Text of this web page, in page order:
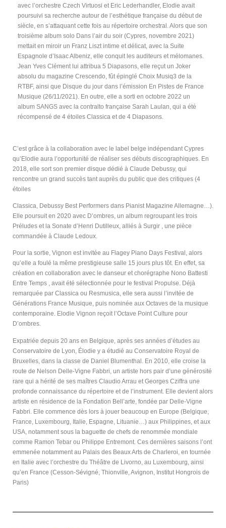
avec l’orchestre Czech Virtuosi et Eric Lederhandler, Elodie avait
poursuivi sa recherche autour de l’esthétique française du début de
siècle, en s’attaquant cette fois au répertoire orchestral. Alors que son
troisième album solo Dans l’air du soir (Cypres, novembre 2021)
mettait en miroir un Franz Liszt intime et délicat, avec la Suite
Espagnole d’Isaac Albeniz, elle conquit les auditeurs et mélomanes.
Jean Yves Clément lui attribua 5 Diapasons, elle reçut un Joker
absolu du magazine Crescendo, fût épinglé Choix Musiq3 de la
RTBF, ainsi que Disque du jour dans l’émission En Pistes de France
Musique (26/11/2021). En outre, elle a sorti en octobre 2022 un
album SANGS avec la contralto française Sarah Laulan, qui a été
récompensé de 4 étoiles Classica et de 4 Diapasons.
C’est grâce à la collaboration avec le label belge indépendant Cypres
qu’Elodie aura l’opportunité de réaliser ses débuts discographiques. En
2018, elle sort son premier disque dédié à Claude Debussy, qui
rencontre un grand succès tant auprès du public que des critiques (4
étoiles
Classica, Debussy Best Performers dans Pianist Magazine Allemagne…).
Elle poursuit en 2020 avec D’ombres, un album regroupant les trois
Préludes et la Sonate d’Henri Dutilleux, alliés à Surgir , une pièce
commandée à Claude Ledoux.
Pour la sortie, Vignon est invitée au Flagey Piano Days Festival, alors
qu’elle a foulé la même prestigieuse salle 15 jours plus tôt. En effet, sa
création en collaboration avec le danseur et chorégraphe Nono Battesti
Entre Temps , avait été sélectionnée pour le festival Propulse. Déjà
remarquée par Classica ou Resmusica, elle sera aussi l’invitée de
Générations France Musique, puis nominée aux Octaves de la musique
contemporaine. Elodie Vignon reçoit l’Octave Point Culture pour
D’ombres.
Expatriée depuis 20 ans en Belgique, après ses années d’études au
Conservatoire de Lyon, Élodie y a étudié au Conservatoire Royal de
Bruxelles, dans la classe de Daniel Blumenthal. En 2010, elle croise la
route de Nelson Delle-Vigne Fabbri, un artiste hors pair d’une générosité
rare qui a hérité de ses maîtres Claudio Arrau et Georges Cziffra une
profonde connaissance du répertoire et de l’instrument. Elle devient alors
artiste en résidence de la Fondation Bell’arte, fondée par Delle-Vigne
Fabbri. Elle commence dès lors à jouer beaucoup en Europe (Belgique,
France, Luxembourg, Italie, Espagne, Lituanie…) aux Philippines, et aux
USA, notamment sous la baguette de chefs de renommée mondiale
comme Ramon Tebar ou Philippe Entremont. Ces dernières saisons l’ont
emmenée notamment au Palais des Beaux Arts de Charleroi, en tournée
en Italie avec l’orchestre du Théâtre de Livorno, au Luxembourg, ainsi
qu’en France (Cesson-Sévigné, Thionville, Avignon, Institut Hongrois de
Paris)